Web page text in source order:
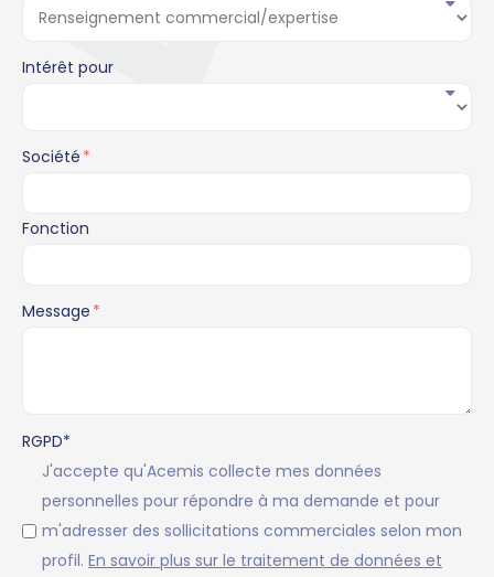
Intérêt pour
Société *
Fonction
Message *
RGPD*
J'accepte qu'Acemis collecte mes données
personnelles pour répondre à ma demande et pour
m'adresser des sollicitations commerciales selon mon
profil. En savoir plus sur le traitement de données et